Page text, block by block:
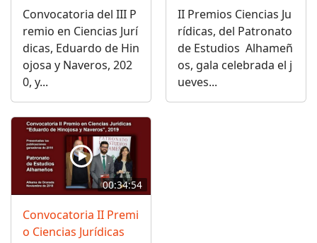
Convocatoria del III P
remio en Ciencias Jurí
dicas, Eduardo de Hin
ojosa y Naveros, 202
0, y...
II Premios Ciencias Ju
rídicas, del Patronato
de Estudios Alhameñ
os, gala celebrada el j
ueves...
00:34:54
Convocatoria II Premi
o Ciencias Jurídicas